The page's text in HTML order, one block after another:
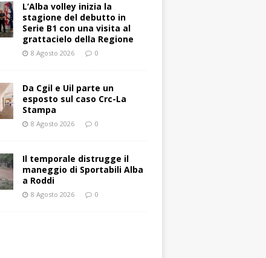
L’Alba volley inizia la
stagione del debutto in
Serie B1 con una visita al
grattacielo della Regione
8 Agosto 2026 0
Da Cgil e Uil parte un
esposto sul caso Crc-La
Stampa
8 Agosto 2026 0
Il temporale distrugge il
maneggio di Sportabili Alba
a Roddi
8 Agosto 2026 0